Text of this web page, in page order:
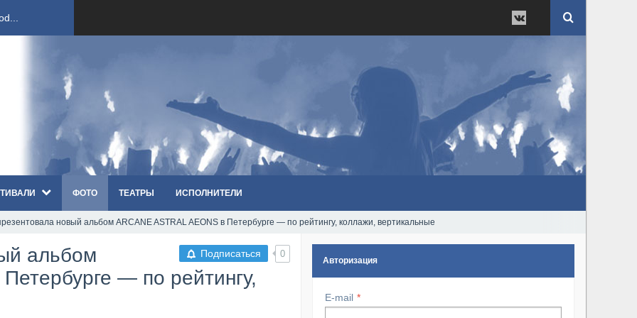
ко...
«...
ФОТО ТЕАТРЫ ИСПОЛНИТЕЛИ
новый альбом ARCANE ASTRAL AEONS в Петербурге — по рейтингу, коллажи, вертикальные
Подписаться 0
альбом
— по рейтингу,
Авторизация
E-mail